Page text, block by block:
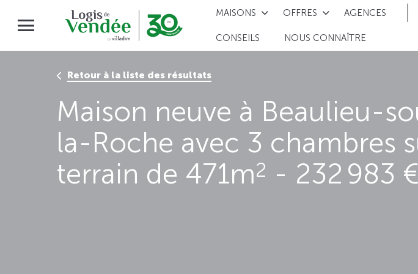
MAISONS OFFRES AGENCES
CONSEILS NOUS CONNAÎTRE
Retour à la liste des résultats
Maison neuve à Beaulieu-
la-Roche avec 3 chambres
terrain de 471m2 - 232 983 €